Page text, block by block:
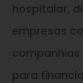
hospitalar,
empresas
para